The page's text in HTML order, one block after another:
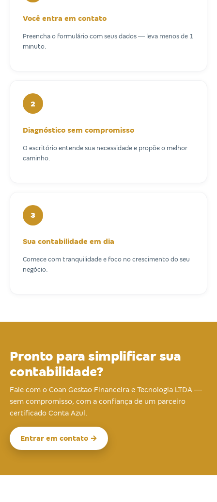
Você entra em contato
Preencha o formulário com seus dados — leva menos de 1
minuto.
2
Diagnóstico sem compromisso
O escritório entende sua necessidade e propõe o melhor
caminho.
3
Sua contabilidade em dia
Comece com tranquilidade e foco no crescimento do seu
negócio.
Pronto para simplificar sua
contabilidade?
Fale com o Coan Gestao Financeira e Tecnologia LTDA —
sem compromisso, com a confiança de um parceiro
certificado Conta Azul.
Entrar em contato →